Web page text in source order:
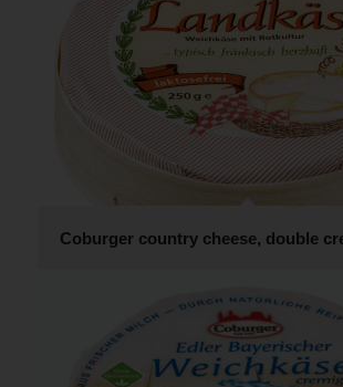
Coburger country cheese, double